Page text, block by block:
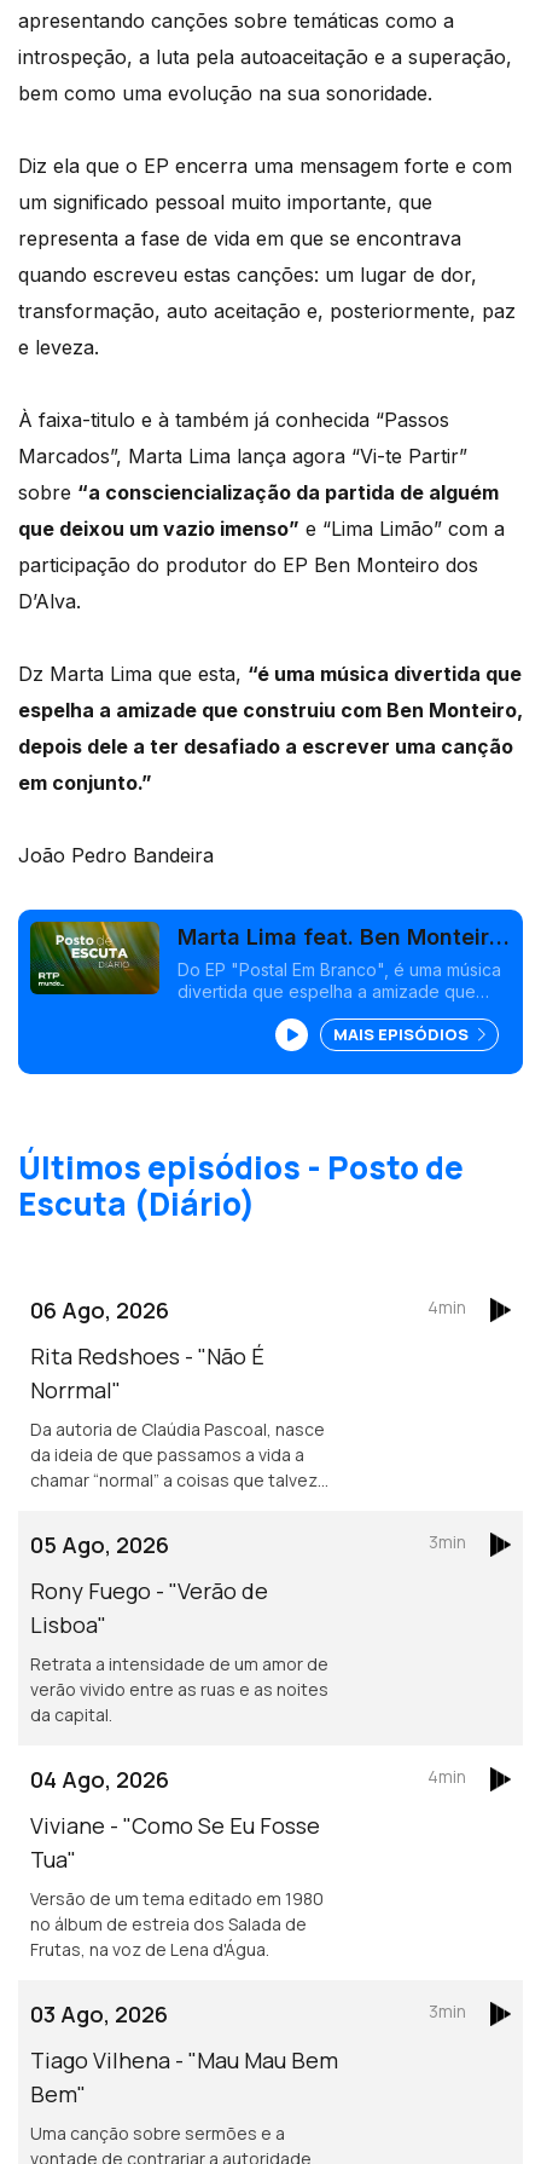
apresentando canções sobre temáticas como a
introspeção, a luta pela autoaceitação e a superação,
bem como uma evolução na sua sonoridade.
Diz ela que o EP encerra uma mensagem forte e com
um significado pessoal muito importante, que
representa a fase de vida em que se encontrava
quando escreveu estas canções: um lugar de dor,
transformação, auto aceitação e, posteriormente, paz
e leveza.
À faixa-titulo e à também já conhecida “Passos
Marcados”, Marta Lima lança agora “Vi-te Partir”
sobre “a consciencialização da partida de alguém
que deixou um vazio imenso” e “Lima Limão” com a
participação do produtor do EP Ben Monteiro dos
D’Alva.
Dz Marta Lima que esta, “é uma música divertida que
espelha a amizade que construiu com Ben Monteiro,
depois dele a ter desafiado a escrever uma canção
em conjunto.”
João Pedro Bandeira
Marta Lima feat. Ben Monteiro
- "Lima Limão"
Do EP "Postal Em Branco", é uma música
divertida que espelha a amizade que
depois dele a ter desafiado a escrever
uma canção em conjunto.<br />
MAIS EPISÓDIOS
Últimos episódios - Posto de
Escuta (Diário)
06 Ago, 2026
Rita Redshoes - "Não É
Norrmal"
Da autoria de Claúdia Pascoal, nasce
da ideia de que passamos a vida a
chamar “normal” a coisas que talvez
4min
05 Ago, 2026
Rony Fuego - "Verão de
Lisboa"
Retrata a intensidade de um amor de
verão vivido entre as ruas e as noites
da capital.
3min
04 Ago, 2026
Viviane - "Como Se Eu Fosse
Tua"
Versão de um tema editado em 1980
no álbum de estreia dos Salada de
Frutas, na voz de Lena d'Água.
4min
03 Ago, 2026
Tiago Vilhena - "Mau Mau Bem
Bem"
Uma canção sobre sermões e a
vontade de contrariar a autoridade.
3min